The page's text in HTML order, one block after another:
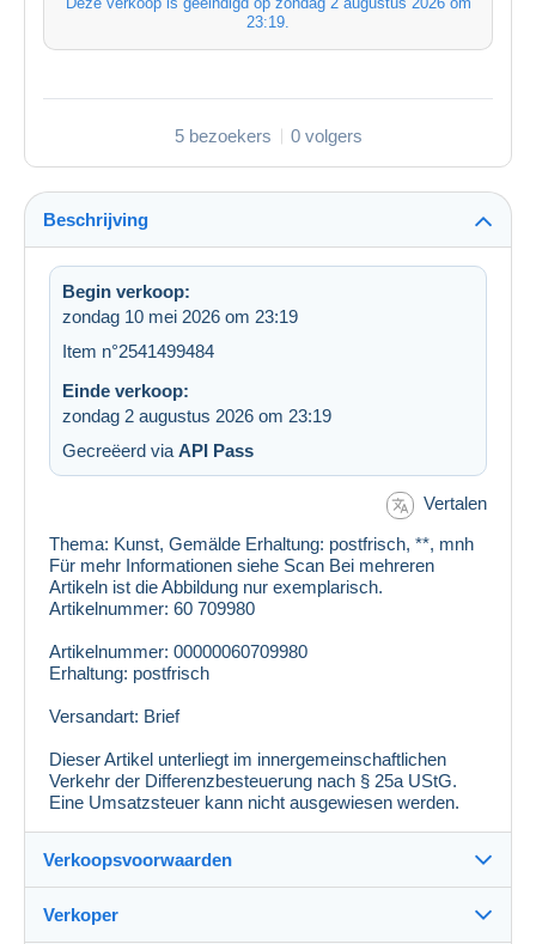
23:19.
5 bezoekers 0 volgers
Beschrijving
Begin verkoop:
zondag 10 mei 2026 om 23:19
Item n°2541499484
Einde verkoop:
zondag 2 augustus 2026 om 23:19
Gecreëerd via API Pass
Vertalen
Thema: Kunst, Gemälde Erhaltung: postfrisch, **, mnh
Für mehr Informationen siehe Scan Bei mehreren
Artikeln ist die Abbildung nur exemplarisch.
Artikelnummer: 60 709980
Artikelnummer: 00000060709980
Erhaltung: postfrisch
Versandart: Brief
Dieser Artikel unterliegt im innergemeinschaftlichen
Verkehr der Differenzbesteuerung nach § 25a UStG.
Eine Umsatzsteuer kann nicht ausgewiesen werden.
Verkoopsvoorwaarden
Details van de verkoopvoorwaarden
Verkoper